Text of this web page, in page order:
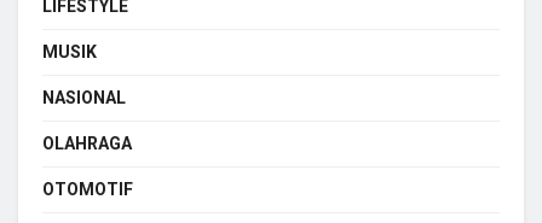
LIFESTYLE
MUSIK
NASIONAL
OLAHRAGA
OTOMOTIF